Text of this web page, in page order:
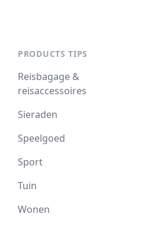
PRODUCTS TIPS
Reisbagage &
reisaccessoires
Sieraden
Speelgoed
Sport
Tuin
Wonen